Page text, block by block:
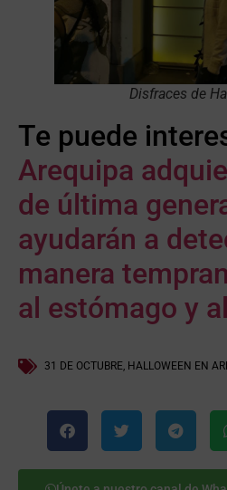
Disfraces de
Te puede
Arequipa
de última
ayudarán a
manera
al estómago y
31 DE OCTUBRE, HALLOWEEN EN